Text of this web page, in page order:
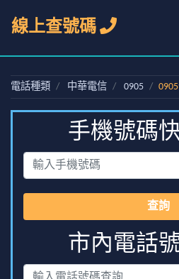
線上查號碼
電話種類 中華電信 0905
手機號碼
查詢
市內電話